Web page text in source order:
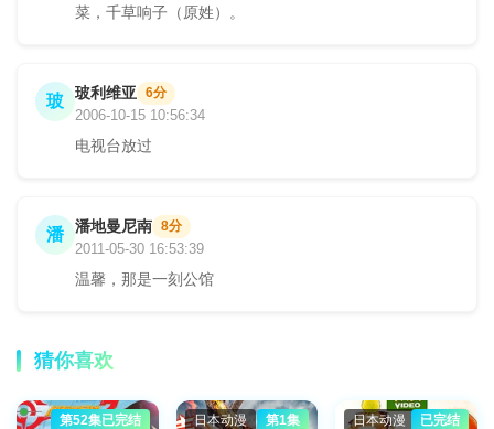
菜，千草响子（原姓）。
玻 玻利维亚 6分
2006-10-15 10:56:34
电视台放过
潘 潘地曼尼南 8分
2011-05-30 16:53:39
温馨，那是一刻公馆
猜你喜欢
第52集已完结 日本动漫 第1集 日本动漫 已完结